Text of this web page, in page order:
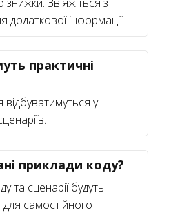
інформації.
практичні
відбуватимуться у
приклади коду?
та сценарії будуть
самостійного